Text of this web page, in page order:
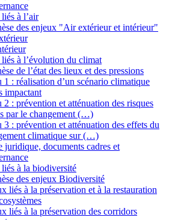
à l’air
des enjeux "Air extérieur et intérieur"
à l’évolution du climat
de l’état des lieux et des pressions
1 : réalisation d’un scénario climatique
impactant
2 : prévention et atténuation des risques
par le changement (…)
3 : prévention et atténuation des effets du
climatique sur (…)
juridique, documents cadres et
à la biodiversité
des enjeux Biodiversité
liés à la préservation et à la restauration
liés à la préservation des corridors